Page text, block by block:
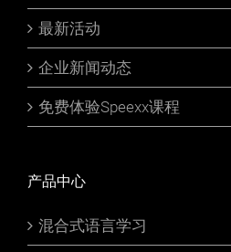
最新活动
企业新闻动态
免费体验Speexx课程
产品中心
混合式语言学习